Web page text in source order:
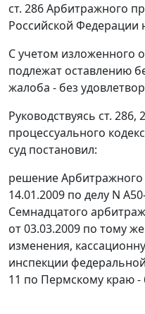
ст. 286Арбитражного
Российской Федерации
С учетом изложенного
подлежат оставлению
жалоба - без
Руководствуясь ст. 286,
процессуального
суд постановил:
решение Арбитражного
14.01.2009 по делу N
Семнадцатого
от 03.03.2009 по тому
изменения,
инспекции
11 по Пермскому краю -